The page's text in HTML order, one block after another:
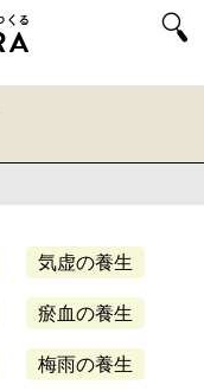
気虚の養生
瘀血の養生
梅雨の養生